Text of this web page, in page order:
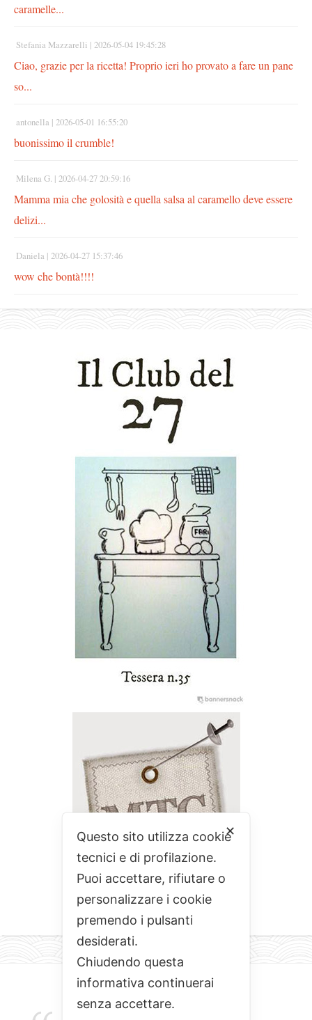
caramelle...
Stefania Mazzarelli | 2026-05-04 19:45:28
Ciao, grazie per la ricetta! Proprio ieri ho provato a fare un pane
so...
antonella | 2026-05-01 16:55:20
buonissimo il crumble!
Milena G. | 2026-04-27 20:59:16
Mamma mia che golosità e quella salsa al caramello deve essere
delizi...
Daniela | 2026-04-27 15:37:46
wow che bontà!!!!
✕
Questo sito utilizza cookie
tecnici e di profilazione.
Puoi accettare, rifiutare o
personalizzare i cookie
premendo i pulsanti
desiderati.
Chiudendo questa
informativa continuerai
senza accettare.